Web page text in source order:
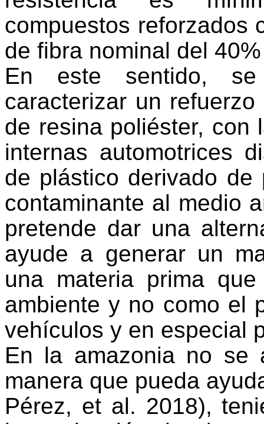
compuestos reforzados
de fibra nominal del
En este sentido,
caracterizar un
de resina poliéster, con
internas automotrices
de plástico derivado
contaminante al medio
pretende dar una
ayude a generar un
una materia prima
ambiente y no como el
vehículos y en especial
En la amazonia no se
manera que pueda
Pérez, et al. 2018),